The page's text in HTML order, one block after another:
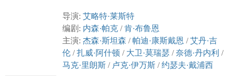
导演: 艾略特·莱斯特
编剧: 内森·帕克 /肯·布鲁恩
主演: 杰森·斯坦森 /帕迪·康斯戴恩 /艾丹·吉
伦 /扎威·阿什顿 / 大卫·莫瑞瑟 /奈德·丹内利 /
马克·里朗斯 / 卢克·伊万斯 /约瑟夫·戴浦西